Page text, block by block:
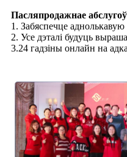
Пасляпродажнае
1. Забяспечце аднолькавую
2. Усе дэталі будуць
3.24 гадзіны онлайн на